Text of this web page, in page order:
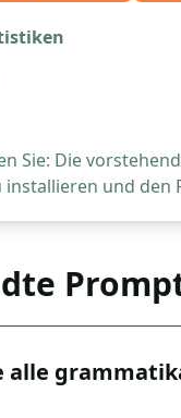
Sie: Die
installieren und den
alle